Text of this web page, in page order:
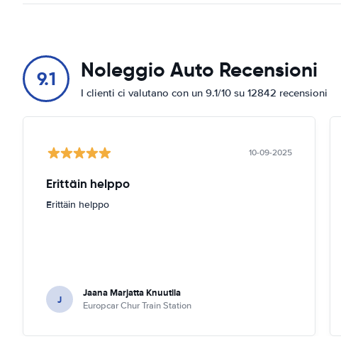
9.1 Noleggio Auto Recensioni
I clienti ci valutano con un 9.1/10 su 12842 recensioni
10-09-2025
Erittäin helppo
Erittäin helppo
J Jaana Marjatta Knuutila
Europcar Chur Train Station